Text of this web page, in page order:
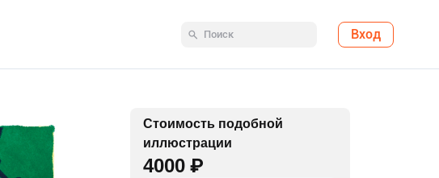
Вход
Стоимость подобной
иллюстрации
4000 ₽